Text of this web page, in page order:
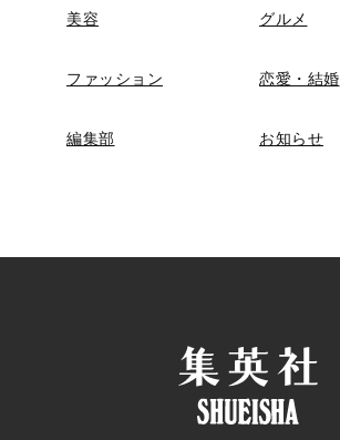
美容 グルメ
ファッション 恋愛・結婚
編集部 お知らせ